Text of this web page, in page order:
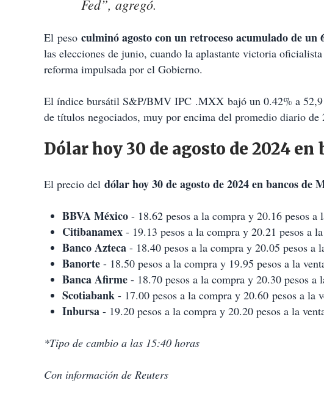
Fed”, agregó.
El peso culminó agosto con un retroceso acumulado de un
las elecciones de junio, cuando la aplastante victoria
reforma impulsada por el Gobierno.
El índice bursátil S&P/BMV IPC .MXX bajó un 0.42% a
de títulos negociados, muy por encima del promedio diario
Dólar hoy 30 de agosto de 2024
El precio del dólar hoy 30 de agosto de 2024 en bancos de
BBVA México - 18.62 pesos a la compra y 20.16 pesos a
Citibanamex - 19.13 pesos a la compra y 20.21 pesos a
Banco Azteca - 18.40 pesos a la compra y 20.05 pesos a
Banorte - 18.50 pesos a la compra y 19.95 pesos a la
Banca Afirme - 18.70 pesos a la compra y 20.30 pesos a
Scotiabank - 17.00 pesos a la compra y 20.60 pesos a la
Inbursa - 19.20 pesos a la compra y 20.20 pesos a la
*Tipo de cambio a las 15:40 horas
Con información de Reuters